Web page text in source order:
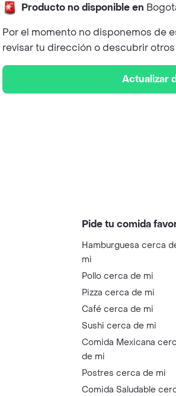
Producto no disponible en
Por el momento no disponemos de
revisar tu dirección o descubrir
Actualizar
Pide tu comida
Hamburguesa cerca
mi
Pollo cerca de mi
Pizza cerca de mi
Café cerca de mi
Sushi cerca de mi
Comida Mexicana
de mi
Postres cerca de mi
Comida Saludable